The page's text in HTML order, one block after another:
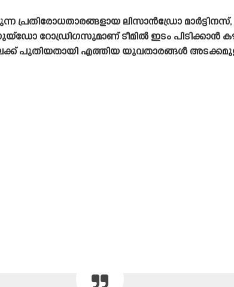
പ്രതിരോധതാരങ്ങളായ ലിസാൻഡ്രോ
റോഡ്രിഗസുമാണ് ടീമിൽ ഇടം പിടിക്കാൻ
പുതിയതായി എത്തിയ യുവതാരങ്ങൾ